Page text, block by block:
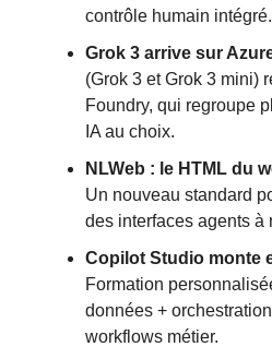
contrôle humain intégré.
Grok 3 arrive sur
(Grok 3 et Grok 3 mini)
Foundry, qui regroupe
IA au choix.
NLWeb : le HTML du
Un nouveau standard
des interfaces agents à
Copilot Studio monte
Formation
données +
workflows métier.